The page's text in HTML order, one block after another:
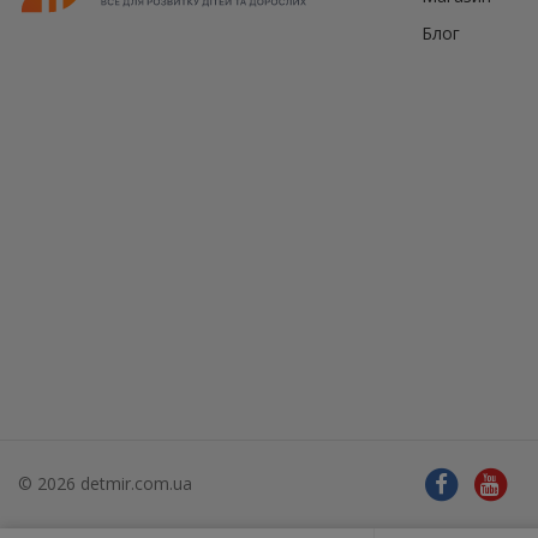
Блог
© 2026 detmir.com.ua